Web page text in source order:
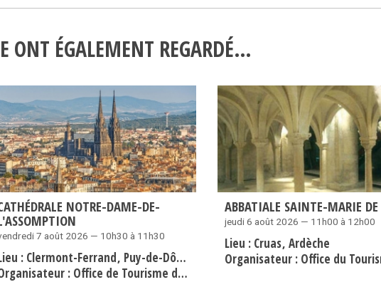
ONT ÉGALEMENT REGARDÉ…
NOTRE-DAME-DE-
7 août 2026 — 10h30 à 11h30
: Clermont-Ferrand Puy-de-Dôme
: Office de Tourisme de Clermont-Ferrand
ABBATIALE SAINTE-MARIE DE
jeudi 6 août 2026 — 11h00 à 12h00
Lieu : Cruas Ardèche
Organisateur : Office du Tourisme